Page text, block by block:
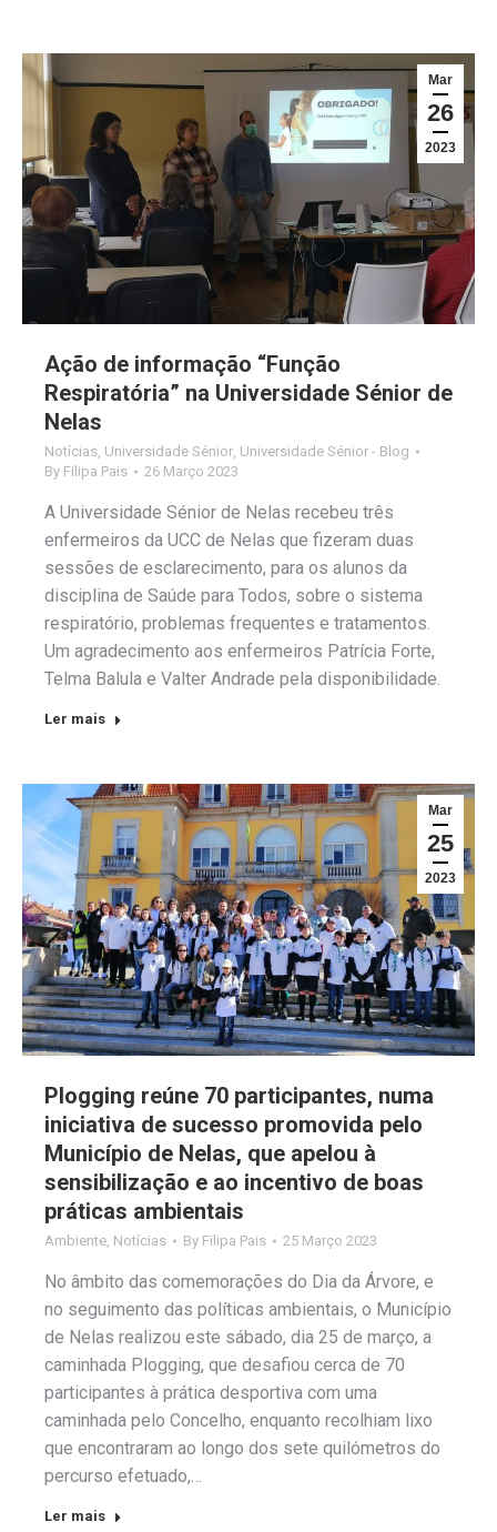
Mar
26
2023
Ação de informação “Função
Respiratória” na Universidade Sénior de
Nelas
Notícias, Universidade Sénior, Universidade Sénior - Blog
By Filipa Pais 26 Março 2023
A Universidade Sénior de Nelas recebeu três
enfermeiros da UCC de Nelas que fizeram duas
sessões de esclarecimento, para os alunos da
disciplina de Saúde para Todos, sobre o sistema
respiratório, problemas frequentes e tratamentos.
Um agradecimento aos enfermeiros Patrícia Forte,
Telma Balula e Valter Andrade pela disponibilidade.
Ler mais
Mar
25
2023
Plogging reúne 70 participantes, numa
iniciativa de sucesso promovida pelo
Município de Nelas, que apelou à
sensibilização e ao incentivo de boas
práticas ambientais
Ambiente Notícias By Filipa Pais 25 Março 2023
No âmbito das comemorações do Dia da Árvore, e
no seguimento das políticas ambientais, o Município
de Nelas realizou este sábado, dia 25 de março, a
caminhada Plogging, que desafiou cerca de 70
participantes à prática desportiva com uma
caminhada pelo Concelho, enquanto recolhiam lixo
que encontraram ao longo dos sete quilómetros do
percurso efetuado,…
Ler mais